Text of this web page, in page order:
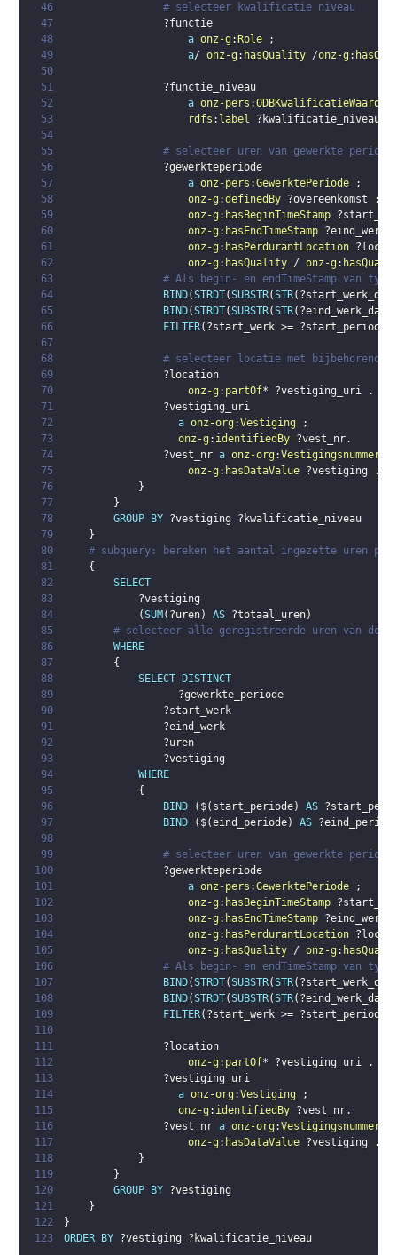
46
# selecteer kwalificatie niveau
47
?functie
48
a onz-g : Role
;
49
a/ onz-g : hasQuality /onz-g :
50
51
?functie_niveau
52
a onz-pers :ODBKwalificatieWaarde
53
rdfs : label ?kwalificatie_niveau
54
55
# selecteer uren van gewerkte periode
56
?gewerkteperiode
57
a onz-pers :GewerktePeriode
;
58
onz-g :definedBy ?overeenkomst
;
59
onz-g : hasBeginTimeStamp
60
onz-g : hasEndTimeStamp
61
onz-g : hasPerdurantLocation
62
onz-g : hasQuality / onz-g :
63
# Als begin- en endTimeStamp van
64
BIND(STRDT(SUBSTR(STR(
65
BIND(STRDT(SUBSTR(STR(
66
FILTER( ?start_werk >= ?start_periode
67
68
# selecteer locatie met bijbehorende
69
?location
70
onz-g : partOf* ?vestiging_uri
.
71
?vestiging_uri
72
a onz-org :Vestiging
;
73
onz-g : identifiedBy ?vest_nr.
74
?vest_nr a onz-org :Vestigingsnummer
75
onz-g : hasDataValue ?vestiging
.
76
}
77
}
78
GROUP BY ?vestiging
?kwalificatie_niveau
79
}
80
# subquery: bereken het aantal ingezette uren
81
{
82
SELECT
83
?vestiging
84
(SUM ( ?uren) AS ?totaal_uren)
85
# selecteer alle geregistreerde uren van de
86
WHERE
87
{
88
SELECT
DISTINCT
89
?gewerkte_periode
90
?start_werk
91
?eind_werk
92
?uren
93
?vestiging
94
WHERE
95
{
96
BIND ( $( start_periode) AS
97
BIND ( $(eind_periode) AS
98
99
# selecteer uren van gewerkte periode
100
?gewerkteperiode
101
a onz-pers :GewerktePeriode
;
102
onz-g : hasBeginTimeStamp
103
onz-g : hasEndTimeStamp
104
onz-g : hasPerdurantLocation
105
onz-g : hasQuality / onz-g :
106
# Als begin- en endTimeStamp van
107
BIND(STRDT(SUBSTR(STR(
108
BIND(STRDT(SUBSTR(STR(
109
FILTER( ?start_werk >= ?start_periode
110
111
?location
112
onz-g : partOf* ?vestiging_uri
.
113
?vestiging_uri
114
a onz-org :Vestiging
;
115
onz-g : identifiedBy ?vest_nr.
116
?vest_nr a onz-org :Vestigingsnummer
117
onz-g : hasDataValue ?vestiging
.
118
}
119
}
120
GROUP BY ?vestiging
121
}
122
}
123
ORDER BY ?vestiging ?kwalificatie_niveau